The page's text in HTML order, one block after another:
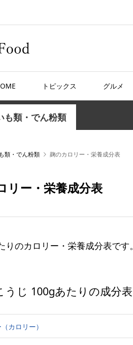
トピックス グルメ
も類・でん粉類
類・でん粉類 麹のカロリー・栄養成分表
リー・栄養成分表
りのカロリー・栄養成分表です。
うじ 100gあたりの成分表
カロリー）